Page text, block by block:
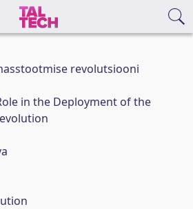
revolutsiooni
in the Deployment of the